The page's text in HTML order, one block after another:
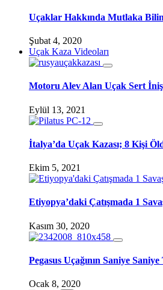
Uçaklar Hakkında Mutlaka
Şubat 4, 2020
Uçak Kaza Videoları
Motoru Alev Alan Uçak Sert
Eylül 13, 2021
İtalya’da Uçak Kazası; 8 Kişi
Ekim 5, 2021
Etiyopya’daki Çatışmada 1
Kasım 30, 2020
Pegasus Uçağının Saniye Saniye
Ocak 8, 2020